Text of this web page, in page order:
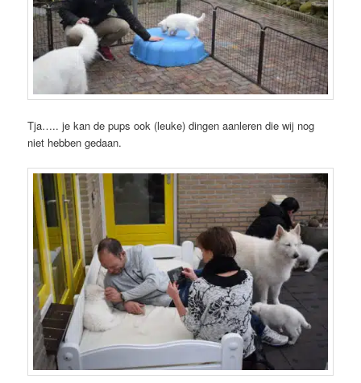
Tja….. je kan de pups ook (leuke) dingen aanleren die wij nog
niet hebben gedaan.